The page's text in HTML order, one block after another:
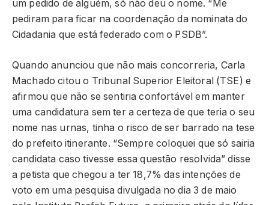
um pedido de alguém, só não deu o nome. “Me
pediram para ficar na coordenação da nominata do
Cidadania que está federado com o PSDB”.
Quando anunciou que não mais concorreria, Carla
Machado citou o Tribunal Superior Eleitoral (TSE) e
afirmou que não se sentiria confortável em manter
uma candidatura sem ter a certeza de que teria o seu
nome nas urnas, tinha o risco de ser barrado na tese
do prefeito itinerante. “Sempre coloquei que só sairia
candidata caso tivesse essa questão resolvida” disse
a petista que chegou a ter 18,7% das intenções de
voto em uma pesquisa divulgada no dia 3 de maio